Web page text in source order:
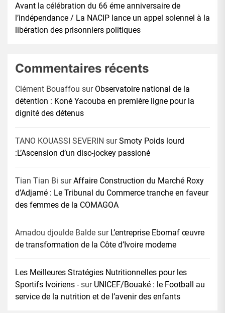
Avant la célébration du 66 éme anniversaire de
l’indépendance / La NACIP lance un appel solennel à la
libération des prisonniers politiques
Commentaires récents
Clément Bouaffou sur Observatoire national de la
détention : Koné Yacouba en première ligne pour la
dignité des détenus
TANO KOUASSI SEVERIN surSmoty Poids lourd
:L’Ascension d’un disc-jockey passioné
Tian Tian Bi surAffaire Construction du Marché Roxy
d’Adjamé : Le Tribunal du Commerce tranche en faveur
des femmes de la COMAGOA
Amadou djoulde Balde sur L’entreprise Ebomaf œuvre
de transformation de la Côte d’Ivoire moderne
Les Meilleures Stratégies Nutritionnelles pour les
Sportifs Ivoiriens -sur UNICEF/Bouaké : le Football au
service de la nutrition et de l’avenir des enfants